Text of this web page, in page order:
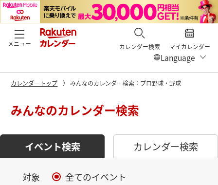
メニュー カレンダー検索 マイカレンダー
カレンダートップ みんなのカレンダー検索：プロ野球・野球
みんなのカレンダー検索
イベント検索 カレンダー検索
対象
全てのイベント